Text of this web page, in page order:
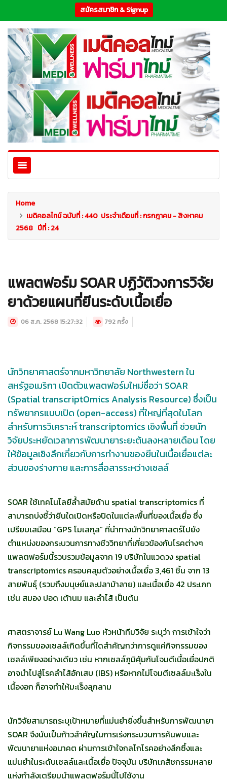
สมัครสมาชิก & Signup
Home
เมดิคอลไทม์ ฉบับที่ : 440 ประจำเดือนที่ : กรกฎาคม - สิงหาคม
2568 ปีที่ : 24
แพลตฟอร์ม SOAR ปฏิวัติวงการวิจัย
ยาด้วยแผนที่ยีนระดับเนื้อเยื่อ
06 ส.ค. 2568 15:27:32 792 ครั้ง
นักวิทยาศาสตร์จากมหาวิทยาลัย Northwestern ใน
สหรัฐอเมริกา เปิดตัวแพลตฟอร์มใหม่ชื่อว่า SOAR
(Spatial transcriptOmics Analysis Resource) ซึ่งเป็น
ทรัพยากรแบบเปิด (open-access) ที่ใหญ่ที่สุดในโลก
สำหรับการวิเคราะห์ transcriptomics เชิงพื้นที่ ช่วยนัก
วิจัยประหยัดเวลาการพัฒนายาระยะต้นลงหลายเดือน โดย
ให้ข้อมูลเชิงลึกเกี่ยวกับการทำงานของยีนในเนื้อเยื่อแต่ละ
ส่วนของร่างกาย และการสื่อสารระหว่างเซลล์
SOAR ใช้เทคโนโลยีล้ำสมัยด้าน spatial transcriptomics ที่
สามารถบ่งชี้ว่ายีนใดเปิดหรือปิดในแต่ละพื้นที่ของเนื้อเยื่อ ซึ่ง
เปรียบเสมือน “GPS โมเลกุล” ที่นำทางนักวิทยาศาสตร์ไปยัง
ตำแหน่งของกระบวนการทางชีววิทยาที่เกี่ยวข้องกับโรคต่างๆ
แพลตฟอร์มนี้รวบรวมข้อมูลจาก 19 บริษัทในแวดวง spatial
transcriptomics ครอบคลุมตัวอย่างเนื้อเยื่อ 3,461 ชิ้น จาก 13
สายพันธุ์ (รวมถึงมนุษย์และปลาม้าลาย) และเนื้อเยื่อ 42 ประเภท
เช่น สมอง ปอด เต้านม และลำไส้ เป็นต้น
ศาสตราจารย์ Lu Wang Luo หัวหน้าทีมวิจัย ระบุว่า การเข้าใจว่า
กิจกรรมของเซลล์เกิดขึ้นที่ใดสำคัญกว่าการดูแค่กิจกรรมของ
เซลล์เพียงอย่างเดียว เช่น หากเซลล์ภูมิคุ้มกันโจมตีเนื้อเยื่อปกติ
อาจนำไปสู่โรคลำไส้อักเสบ (IBS) หรือหากไม่โจมตีเซลล์มะเร็งใน
เนื้องอก ก็อาจทำให้มะเร็งลุกลาม
นักวิจัยสามารถระบุเป้าหมายที่แม่นยำยิ่งขึ้นสำหรับการพัฒนายา
SOAR จึงนับเป็นก้าวสำคัญในการเร่งกระบวนการค้นพบและ
พัฒนายาแห่งอนาคต ผ่านการเข้าใจกลไกโรคอย่างลึกซึ้งและ
แม่นยำในระดับเซลล์และเนื้อเยื่อ ปัจจุบัน บริษัทเภสัชกรรมหลาย
แห่งกำลังเตรียมนำแพลตฟอร์มนี้ไปใช้งาน